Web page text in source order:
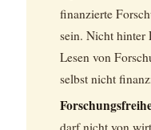
finanzierte
sein. Nicht hinter
Lesen von
selbst nicht
darf nicht von